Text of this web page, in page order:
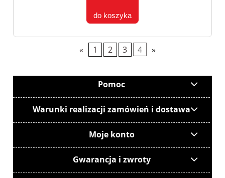
do koszyka
« 1 2 3 4 »
Pomoc
Warunki realizacji zamówień i dostawa
Moje konto
Gwarancja i zwroty